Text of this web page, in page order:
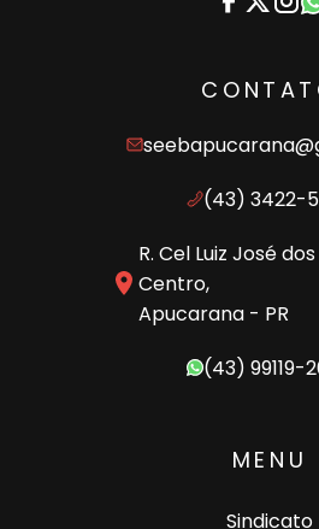
(43) 3422-
R. Cel Luiz José dos
Centro,
Apucarana - PR
(43) 99119-
MENU
Sindicato